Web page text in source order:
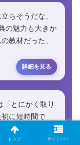
ちそうだな、
の魅力も大きか
教材だった、
とにかく取り
に短時間で
で、難しそ
なります…
トップ サイドバー